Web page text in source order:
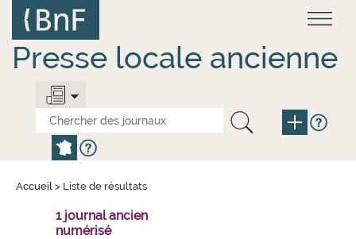
contenu
principal
Presse locale ancienne
Accueil > Liste de résultats
1 journal ancien
numérisé
Panneau de gestion des cookies